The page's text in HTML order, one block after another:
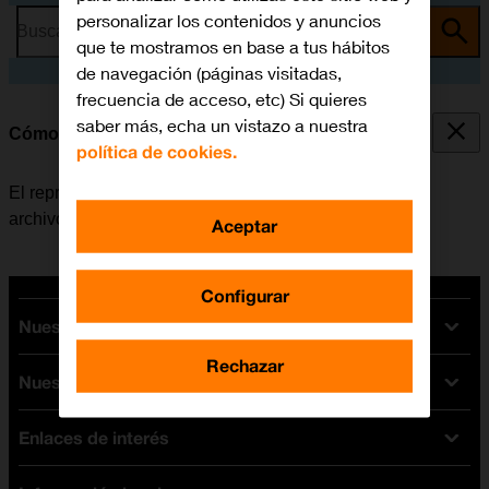
Busca por problema o tema
Cómo utilizar el reproductor de música
El reproductor de música se utiliza para escuchar los
archivos de música que han sido transferidos al móvil.
Nuestras tarifas
Tarifas Orange
Tarifas fibra y móvil
Tarifas móviles
Tarifas internet y fibra
Nuestros dispositivos
Ofertas en móviles
iPhone
Enlaces de interés
personalizar los contenidos y anuncios
que te mostramos en base a tus hábitos
de navegación (páginas visitadas,
frecuencia de acceso, etc) Si quieres
saber más, echa un vistazo a nuestra
política de cookies.
Configurar
Rechazar
Aceptar